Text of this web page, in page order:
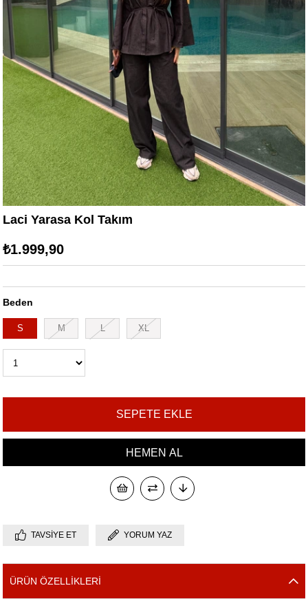
Laci Yarasa Kol Takım
₺1.999,90
Beden
S M L XL
TAVSIYE ET YORUM YAZ
ÜRÜN ÖZELLIKLERI